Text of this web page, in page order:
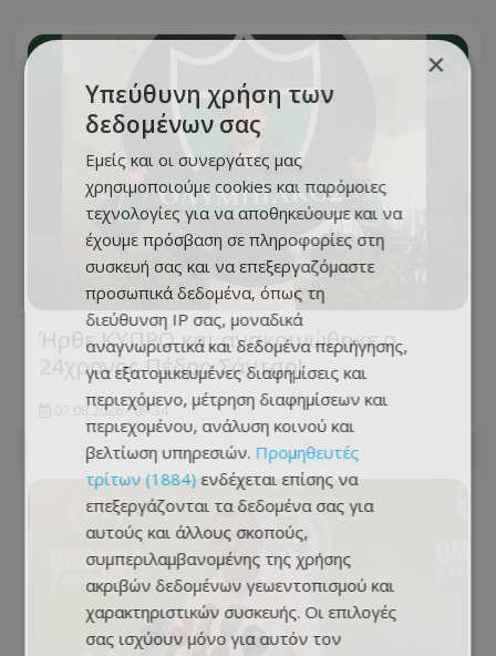
Ήρθε ΚΥΠΡΟ και ανακοινώθηκε ο
24χρονος Πέδρο Σάντσο!
07.08.2026 - 09:34
×
Υπεύθυνη χρήση των
δεδομένων σας
Εμείς και οι συνεργάτες μας
χρησιμοποιούμε cookies και παρόμοιες
τεχνολογίες για να αποθηκεύουμε και να
έχουμε πρόσβαση σε πληροφορίες στη
συσκευή σας και να επεξεργαζόμαστε
προσωπικά δεδομένα, όπως τη
διεύθυνση IP σας, μοναδικά
αναγνωριστικά και δεδομένα περιήγησης,
για εξατομικευμένες διαφημίσεις και
περιεχόμενο, μέτρηση διαφημίσεων και
περιεχομένου, ανάλυση κοινού και
βελτίωση υπηρεσιών. Προμηθευτές
τρίτων (1884) ενδέχεται επίσης να
επεξεργάζονται τα δεδομένα σας για
αυτούς και άλλους σκοπούς,
συμπεριλαμβανομένης της χρήσης
ακριβών δεδομένων γεωεντοπισμού και
χαρακτηριστικών συσκευής. Οι επιλογές
σας ισχύουν μόνο για αυτόν τον